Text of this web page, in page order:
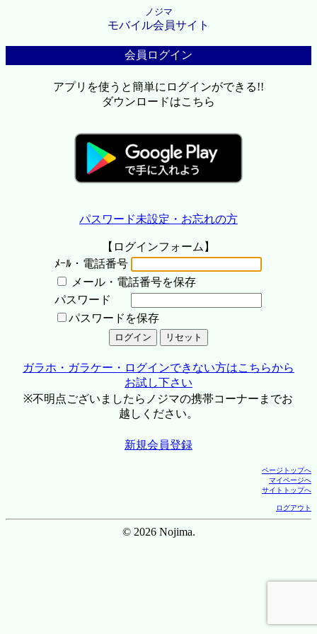
ノジマ
モバイル会員サイト
会員ログイン
アプリを使うと簡単にログインができる!!
ダウンロードはこちら
パスワード未設定・お忘れの方
【ログインフォーム】
ﾒｰﾙ・電話番号
メール・電話番号を保存
パスワード
パスワードを保存
ガラホ・ガラケー・ログインできない方はこちらから
お試し下さい
※不明点ございましたらノジマの携帯コーナーまでお
越しください。
新規会員登録
ページトップへ
マイページへ
サイトトップへ
ログアウト
© 2026 Nojima.